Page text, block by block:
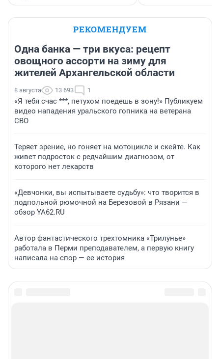
РЕКОМЕНДУЕМ
Одна банка — три вкуса: рецепт
овощного ассорти на зиму для
жителей Архангельской области
8 августа 13 693 1
«Я тебя счас ***, петухом поедешь в зону!» Публикуем
видео нападения уральского гопника на ветерана
СВО
Теряет зрение, но гоняет на мотоцикле и скейте. Как
живет подросток с редчайшим диагнозом, от
которого нет лекарств
«Девчонки, вы испытываете судьбу»: что творится в
подпольной рюмочной на Березовой в Рязани —
обзор YA62.RU
Автор фантастического трехтомника «Трилунье»
работала в Перми преподавателем, а первую книгу
написала на спор — ее история